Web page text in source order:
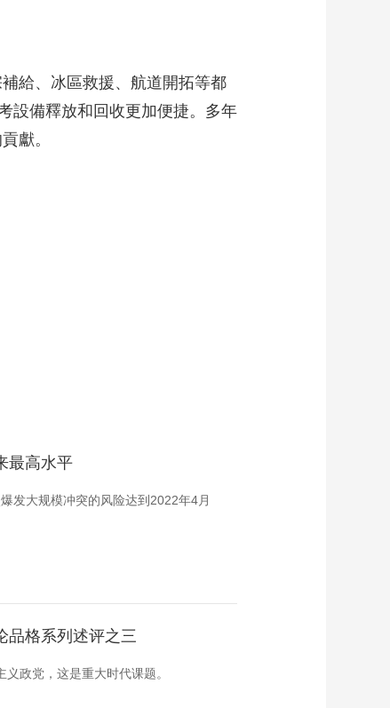
尚 天氣 才藝 網展 央央好物
給、冰區救援、航道開拓等都
設備釋放和回收更加便捷。多年
獻。
最高水平
发大规模冲突的风险达到2022年4月
格系列述评之三
政党，这是重大时代课题。